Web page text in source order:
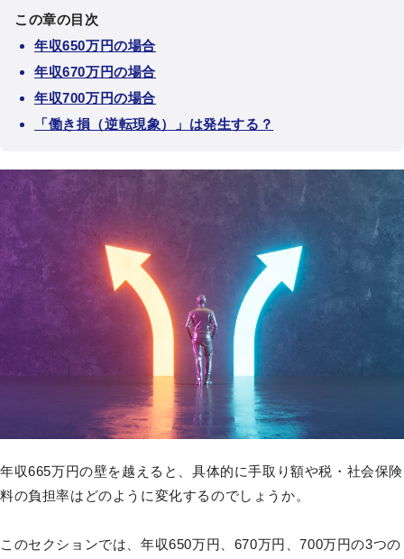
この章の目次
年収650万円の場合
年収670万円の場合
年収700万円の場合
「働き損（逆転現象）」は発生する？
年収665万円の壁を越えると、具体的に手取り額や税・社会保険
料の負担率はどのように変化するのでしょうか。
このセクションでは、年収650万円、670万円、700万円の3つの